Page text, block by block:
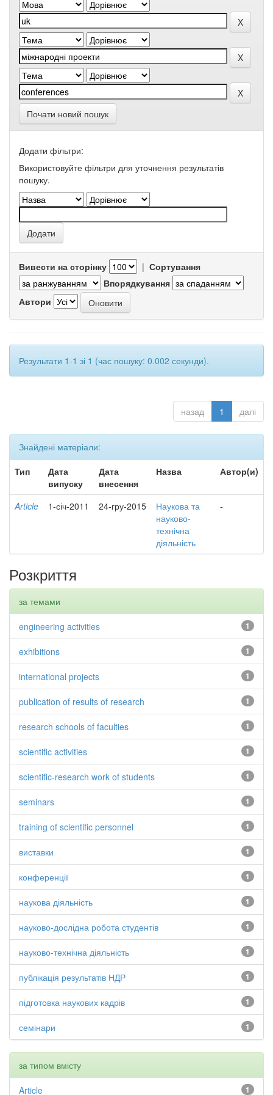
Почати новий пошук
Додати фільтри:
Використовуйте фільтри для уточнення результатів
пошуку.
Вивести на сторінку | Сортування
Впорядкування
Автори
Результати 1-1 зі 1 (час пошуку: 0.002 секунди).
назад 1 далі
Знайдені матеріали:
Тип
Дата
випуску
Дата
внесення
Назва Автор(и)
Article 1-січ-2011 24-гру-2015
Наукова та
науково-
технічна
діяльність
-
Розкриття
за темами
1
engineering activities
1
exhibitions
1
international projects
1
publication of results of research
1
research schools of faculties
1
scientific activities
1
scientific-research work of students
1
seminars
1
training of scientific personnel
1
виставки
1
конференції
1
наукова діяльність
1
науково-дослідна робота студентів
1
науково-технічна діяльність
1
публікація результатів НДР
1
підготовка наукових кадрів
1
семінари
за типом вмісту
1
Article